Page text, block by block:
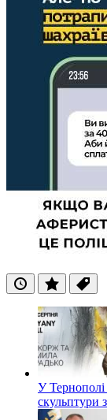
ОстанніПопулярні
Теги
У
скульптури